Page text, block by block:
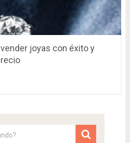
joyas con éxito y